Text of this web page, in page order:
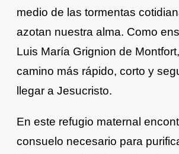
medio de las tormentas
azotan nuestra alma. Como
Luis María Grignion de
camino más rápido, corto y
llegar a Jesucristo.
En este refugio maternal
consuelo necesario para